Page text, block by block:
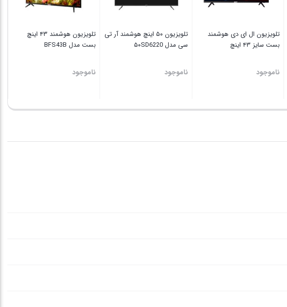
تلویزیون ال ای دی هوشمند
بست سایز ۴۳ اینچ
ناموجود
تلویزیون ۵۰ اینچ هوشمند آر تی
سی مدل ۵۰SD6220
ناموجود
تلویزیون ھوشمند ۴۳ اینچ
بست مدل BFS43B
ناموجود